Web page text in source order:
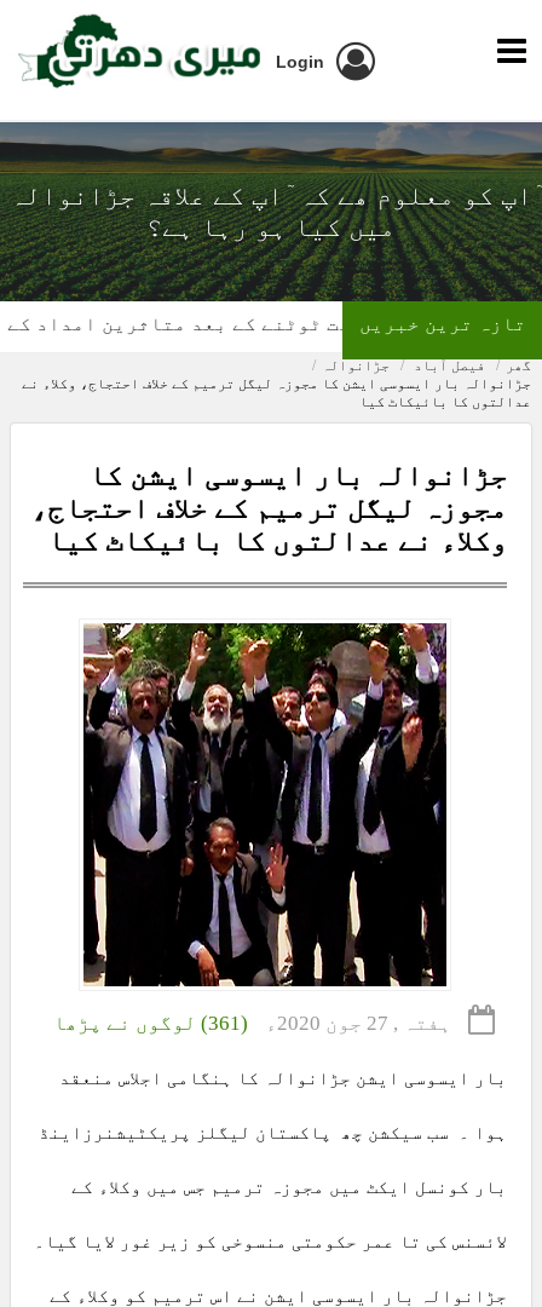
Login
ٓاپ کو معلوم ھے کہ ٓاپ کے علاقہ جڑانوالہ
میں کیا ہو رہا ہے؟
گھر کی چھت ٹوٹنے کے بعد متاثرین امداد کے منتظر
تازہ ترین خبریں
گھر فیصل آباد
جڑانوالہ
جڑانوالہ بار ایسوسی ایشن کا مجوزہ لیگل ترمیم کے خلاف احتجاج، وکلاء نے
عدالتوں کا بائیکاٹ کیا
جڑانوالہ بار ایسوسی ایشن کا
مجوزہ لیگل ترمیم کے خلاف احتجاج،
وکلاء نے عدالتوں کا بائیکاٹ کیا
ہفتہ , 27 جون 2020ء (361) لوگوں نے پڑھا
بار ایسوسی ایشن جڑانوالہ کا ہنگامی اجلاس منعقد
ہوا ۔ سب سیکشن چھ پاکستان لیگلز پریکٹیشنرزاینڈ
بار کونسل ایکٹ میں مجوزہ ترمیم جس میں وکلاء کے
لائسنس کی تا عمر حکومتی منسوخی کو زیر غور لایا گیا۔
جڑانوالہ بار ایسوسی ایشن نے اس ترمیم کو وکلاء کے